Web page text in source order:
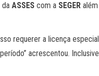
da ASSES com a SEGER
requerer a licença
acrescentou.